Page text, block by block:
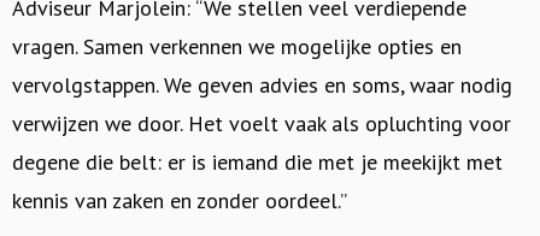
Adviseur Marjolein: “We stellen veel verdiepende
vragen. Samen verkennen we mogelijke opties en
vervolgstappen. We geven advies en soms, waar nodig
verwijzen we door. Het voelt vaak als opluchting voor
degene die belt: er is iemand die met je meekijkt met
kennis van zaken en zonder oordeel.”